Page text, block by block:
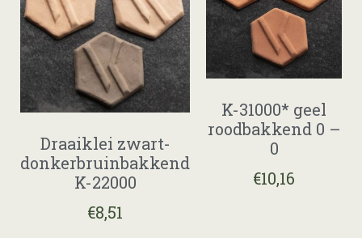
Draaiklei zwart-
donkerbruinbakkend
K-22000
€8,51
K-31000* geel
roodbakkend 0 –
0
€10,16